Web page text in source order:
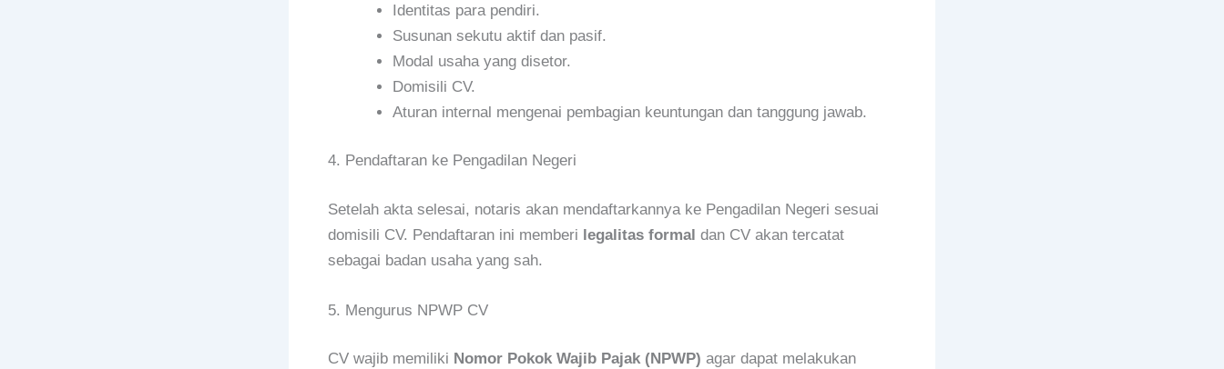
Identitas para pendiri.
Susunan sekutu aktif dan pasif.
Modal usaha yang disetor.
Domisili CV.
Aturan internal mengenai pembagian keuntungan dan tanggung jawab.
4. Pendaftaran ke Pengadilan Negeri
Setelah akta selesai, notaris akan mendaftarkannya ke Pengadilan Negeri sesuai
domisili CV. Pendaftaran ini memberi legalitas formal dan CV akan tercatat
sebagai badan usaha yang sah.
5. Mengurus NPWP CV
CV wajib memiliki Nomor Pokok Wajib Pajak (NPWP) agar dapat melakukan